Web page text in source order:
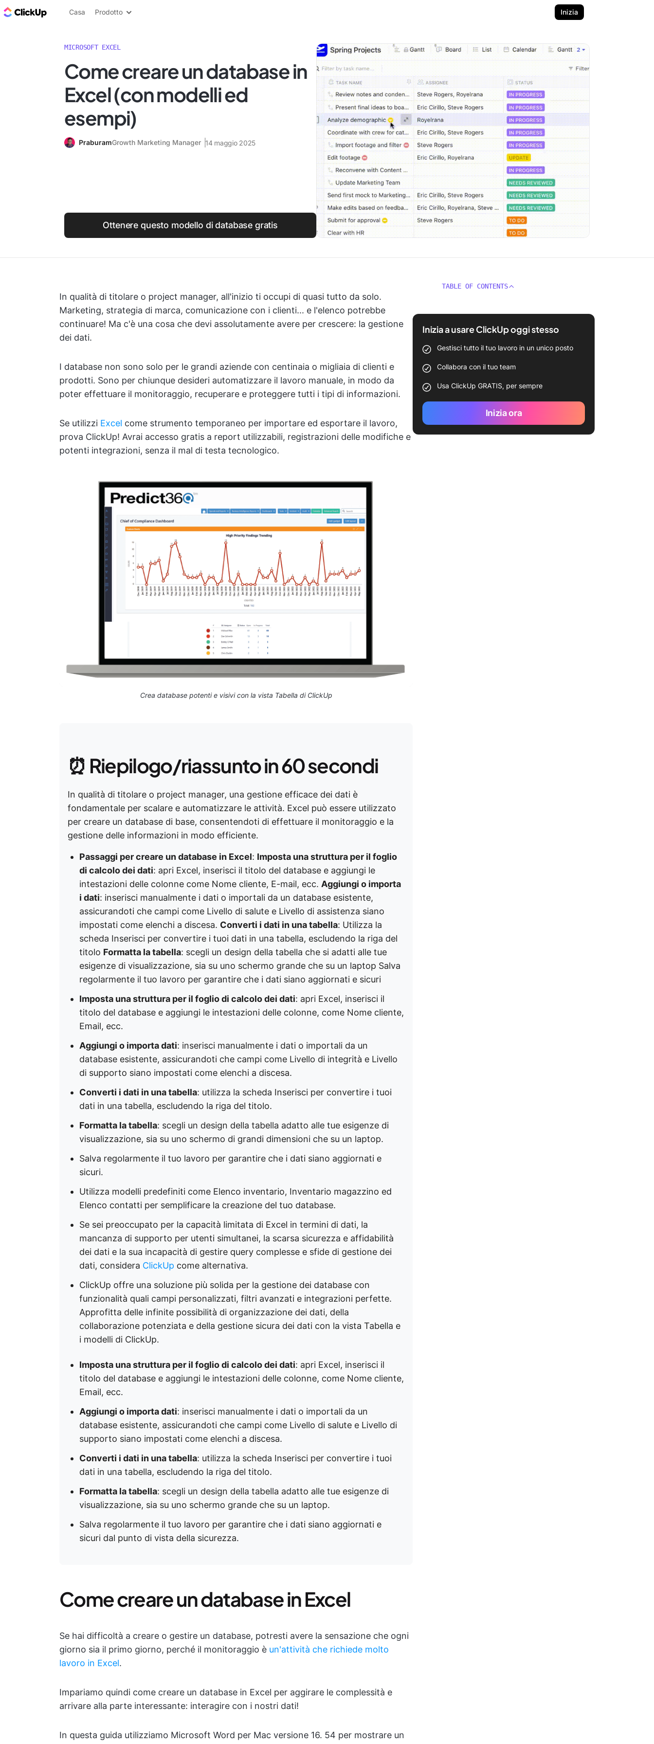
Blog di ClickUp
Casa Prodotto Inizia
MICROSOFT EXCEL
Come creare un database in
Excel (con modelli ed
esempi)
PraburamGrowth Marketing Manager 14 maggio 2025
Ottenere questo modello di database gratis
In qualità di titolare o project manager, all'inizio ti occupi di quasi tutto da solo.
Marketing, strategia di marca, comunicazione con i clienti... e l'elenco potrebbe
continuare! Ma c'è una cosa che devi assolutamente avere per crescere: la gestione
dei dati.
I database non sono solo per le grandi aziende con centinaia o migliaia di clienti e
prodotti. Sono per chiunque desideri automatizzare il lavoro manuale, in modo da
poter effettuare il monitoraggio, recuperare e proteggere tutti i tipi di informazioni.
Se utilizzi Excel come strumento temporaneo per importare ed esportare il lavoro,
prova ClickUp! Avrai accesso gratis a report utilizzabili, registrazioni delle modifiche e
potenti integrazioni, senza il mal di testa tecnologico.
Crea database potenti e visivi con la vista Tabella di ClickUp
⏰ Riepilogo/riassunto in 60 secondi
In qualità di titolare o project manager, una gestione efficace dei dati è
fondamentale per scalare e automatizzare le attività. Excel può essere utilizzato
per creare un database di base, consentendoti di effettuare il monitoraggio e la
gestione delle informazioni in modo efficiente.
Passaggi per creare un database in Excel: Imposta una struttura per il foglio
di calcolo dei dati: apri Excel, inserisci il titolo del database e aggiungi le
intestazioni delle colonne come Nome cliente, E-mail, ecc. Aggiungi o importa
i dati: inserisci manualmente i dati o importali da un database esistente,
assicurandoti che campi come Livello di salute e Livello di assistenza siano
impostati come elenchi a discesa. Converti i dati in una tabella: Utilizza la
scheda Inserisci per convertire i tuoi dati in una tabella, escludendo la riga del
titolo Formatta la tabella: scegli un design della tabella che si adatti alle tue
esigenze di visualizzazione, sia su uno schermo grande che su un laptop Salva
regolarmente il tuo lavoro per garantire che i dati siano aggiornati e sicuri
Imposta una struttura per il foglio di calcolo dei dati: apri Excel, inserisci il
titolo del database e aggiungi le intestazioni delle colonne, come Nome cliente,
Email, ecc.
Aggiungi o importa dati: inserisci manualmente i dati o importali da un
database esistente, assicurandoti che campi come Livello di integrità e Livello
di supporto siano impostati come elenchi a discesa.
Converti i dati in una tabella: utilizza la scheda Inserisci per convertire i tuoi
dati in una tabella, escludendo la riga del titolo.
Formatta la tabella: scegli un design della tabella adatto alle tue esigenze di
visualizzazione, sia su uno schermo di grandi dimensioni che su un laptop.
Salva regolarmente il tuo lavoro per garantire che i dati siano aggiornati e
sicuri.
Utilizza modelli predefiniti come Elenco inventario, Inventario magazzino ed
Elenco contatti per semplificare la creazione del tuo database.
Se sei preoccupato per la capacità limitata di Excel in termini di dati, la
mancanza di supporto per utenti simultanei, la scarsa sicurezza e affidabilità
dei dati e la sua incapacità di gestire query complesse e sfide di gestione dei
dati, considera ClickUp come alternativa.
ClickUp offre una soluzione più solida per la gestione dei database con
funzionalità quali campi personalizzati, filtri avanzati e integrazioni perfette.
Approfitta delle infinite possibilità di organizzazione dei dati, della
collaborazione potenziata e della gestione sicura dei dati con la vista Tabella e
i modelli di ClickUp.
Imposta una struttura per il foglio di calcolo dei dati: apri Excel, inserisci il
titolo del database e aggiungi le intestazioni delle colonne, come Nome cliente,
Email, ecc.
Aggiungi o importa dati: inserisci manualmente i dati o importali da un
database esistente, assicurandoti che campi come Livello di salute e Livello di
supporto siano impostati come elenchi a discesa.
Converti i dati in una tabella: utilizza la scheda Inserisci per convertire i tuoi
dati in una tabella, escludendo la riga del titolo.
Formatta la tabella: scegli un design della tabella adatto alle tue esigenze di
visualizzazione, sia su uno schermo grande che su un laptop.
Salva regolarmente il tuo lavoro per garantire che i dati siano aggiornati e
sicuri dal punto di vista della sicurezza.
Come creare un database in Excel
Se hai difficoltà a creare o gestire un database, potresti avere la sensazione che ogni
giorno sia il primo giorno, perché il monitoraggio è un'attività che richiede molto
lavoro in Excel.
Impariamo quindi come creare un database in Excel per aggirare le complessità e
arrivare alla parte interessante: interagire con i nostri dati!
In questa guida utilizziamo Microsoft Word per Mac versione 16. 54 per mostrare un
TABLE OF CONTENTS
Inizia a usare ClickUp oggi stesso
Gestisci tutto il tuo lavoro in un unico posto
Collabora con il tuo team
Usa ClickUp GRATIS, per sempre
Inizia ora